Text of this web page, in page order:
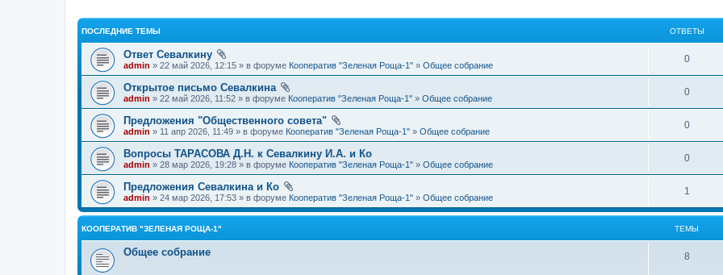
ПОСЛЕДНИЕ ТЕМЫ ОТВЕТЫ
Ответ Севалкину
admin » 22 май 2026, 12:15 » в форуме Кооператив "Зеленая Роща-1" » Общее собрание
0О
т
е
т
ы
Открытое письмо Севалкина
admin » 22 май 2026, 11:52 » в форуме Кооператив "Зеленая Роща-1" » Общее собрание
0О
т
е
т
ы
Предложения "Общественного совета"
admin » 11 апр 2026, 11:49 » в форуме Кооператив "Зеленая Роща-1" » Общее собрание
0О
т
т
ы
Вопросы ТАРАСОВА Д.Н. к Севалкину И.А. и Ко
admin » 28 мар 2026, 19:28 » в форуме Кооператив "Зеленая Роща-1" » Общее собрание
0О
т
е
т
ы
Предложения Севалкина и Ко
admin » 24 мар 2026, 17:53 » в форуме Кооператив "Зеленая Роща-1" » Общее собрание
1
т
в
е
КООПЕРАТИВ "ЗЕЛЕНАЯ РОЩА-1" ТЕМЫ
Общее собрание 8Т